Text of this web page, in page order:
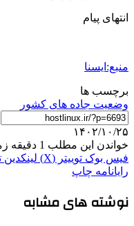
انتهای پیام
منبع:ایسنا
برچسب ها
وضعیت جاده های کشور
۱۴۰۲/۱۰/۲۵
خواندن این مطلب 1 دقیقه زمان میبرد
فیس بوک توییتر (X) لینکدین
رایانامه چاپ
نوشته های مشابه